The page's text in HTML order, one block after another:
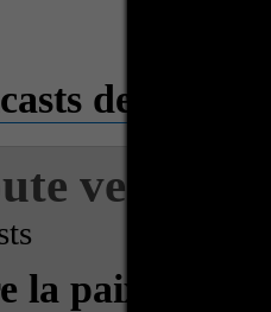
de
vers la
la paix avec